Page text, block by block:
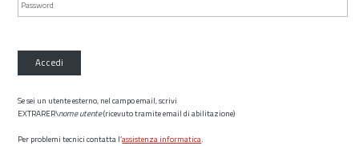
Accedi
Se sei un utente esterno, nel campo email, scrivi
EXTRARER\nome utente(ricevuto tramite email di abilitazione)
Per problemi tecnici contatta l’assistenza informatica.